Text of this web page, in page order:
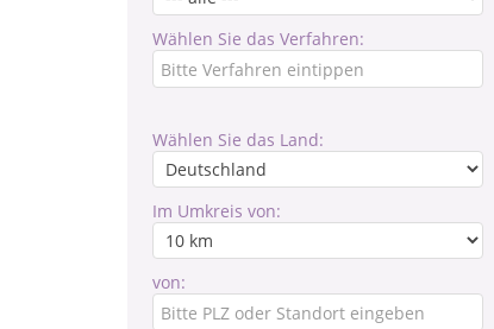
Wählen Sie das Verfahren:
Wählen Sie das Land:
Im Umkreis von:
von: